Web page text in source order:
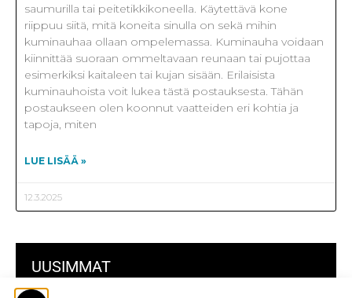
UUSIMMAT
saumurilla tai peitetikkikoneella. Käytettävä kone
riippuu siitä, mitä koneita sinulla on sekä mihin
kuminauhaa ollaan ompelemassa. Kuminauha voidaan
kiinnittää suoraan ommeltavaan reunaan tai pujottaa
esimerkiksi kaitaleen tai kujan sisään. Erilaisista
kuminauhoista voit lukea tästä postauksesta. Tähän
postaukseen olen koonnut vaatteiden eri kohtia ja
tapoja, miten
LUE LISÄÄ »
12.3.2025